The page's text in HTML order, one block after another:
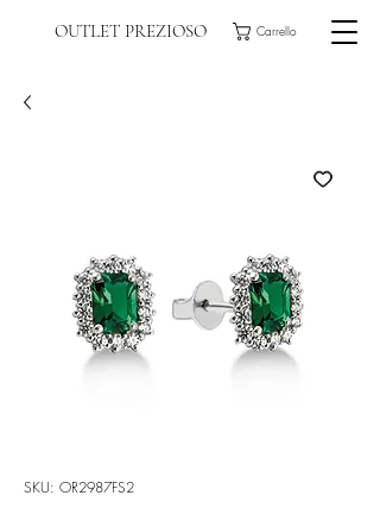
OUTLET PREZIOSO Carrello
SKU: OR2987FS2